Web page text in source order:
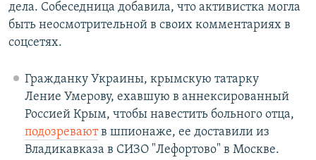
дела. Собеседница добавила, что активистка могла
быть неосмотрительной в своих комментариях в
соцсетях.
Гражданку Украины, крымскую татарку
Ление Умерову, ехавшую в аннексированный
Россией Крым, чтобы навестить больного отца,
подозреваютв шпионаже, ее доставили из
Владикавказа в СИЗО "Лефортово" в Москве.